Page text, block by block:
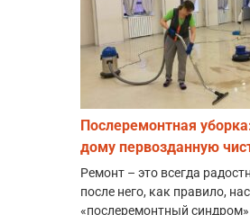
Послеремонтная
дому первозданную
Ремонт – это всегда
после него, как правило,
«послеремонтный синдром»